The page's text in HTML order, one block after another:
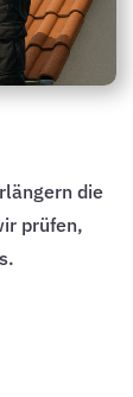
die
prüfen,